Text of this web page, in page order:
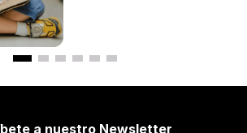
a nuestro Newsletter